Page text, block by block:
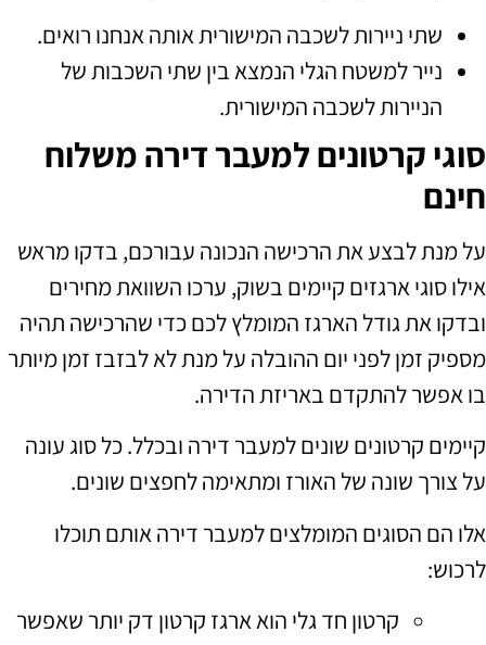
שתי ניירות לשכבה המישורית אותה אנחנו רואים.
נייר למשטח הגלי הנמצא בין שתי השכבות של
הניירות לשכבה המישורית.
סוגי קרטונים למעבר דירה משלוח
חינם
על מנת לבצע את הרכישה הנכונה עבורכם, בדקו מראש
אילו סוגי ארגזים קיימים בשוק, ערכו השוואת מחירים
ובדקו את גודל הארגז המומלץ לכם כדי שהרכישה תהיה
מספיק זמן לפני יום ההובלה על מנת לא לבזבז זמן מיותר
בו אפשר להתקדם באריזת הדירה.
קיימים קרטונים שונים למעבר דירה ובכלל.כל סוג עונה
על צורך שונה של האורז ומתאימה לחפצים שונים.
אלו הם הסוגים המומלצים למעבר דירה אותם תוכלו
לרכוש:
קרטון חד גלי הוא ארגז קרטון דק יותר שאפשר